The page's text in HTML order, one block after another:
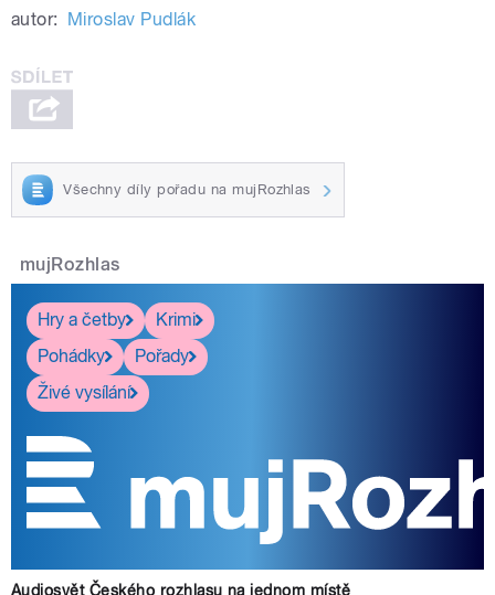
autor: Miroslav Pudlák
Všechny díly pořadu na mujRozhlas
mujRozhlas
Hry a četby
Krimi
Pohádky
Pořady
Živé vysílání
Audiosvět Českého rozhlasu na jednom místě